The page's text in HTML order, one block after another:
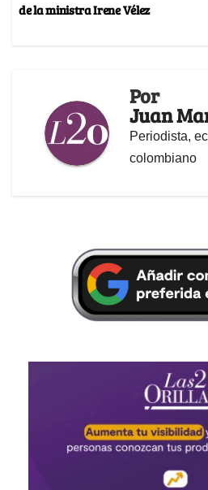
de la ministra Irene Vélez
Por
Juan
Periodista,
colombiano